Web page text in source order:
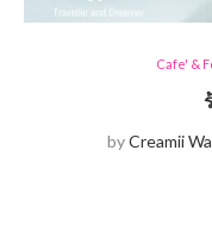
Cafe' &
byCreamii